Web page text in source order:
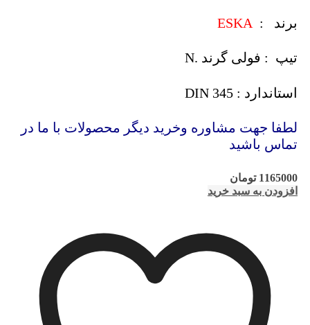
برند :
تیپ : فولی گرند .N
استاندارد : DIN 345
لطفا جهت مشاوره وخرید دیگر محصولات با ما در
تماس باشید
1165000 تومان
افزودن به سبد خرید